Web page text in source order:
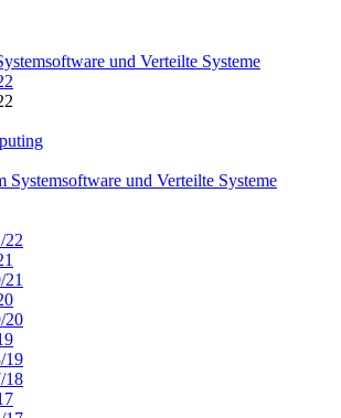
und Verteilte Systeme
Systemsoftware und Verteilte Systeme
22
21
20
19
18